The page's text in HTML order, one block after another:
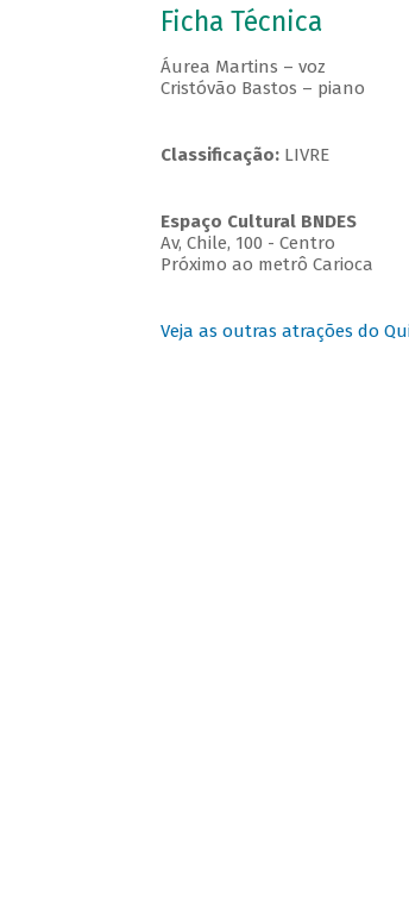
Ficha Técnica
Áurea Martins – voz
Cristóvão Bastos – piano
Classificação: LIVRE
Espaço Cultural BNDES
Av, Chile, 100 - Centro
Próximo ao metrô Carioca
Veja as outras atrações do